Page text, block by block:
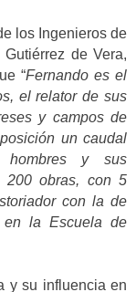
los Ingenieros de
de Vera,
“Fernando es el
el relator de sus
y campos de
un caudal
hombres y sus
200 obras, con 5
con la de
en la Escuela de
y su influencia en